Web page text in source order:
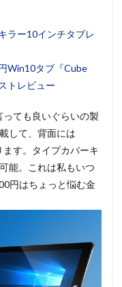
ラー10インチタブレ
Win10タブ『Cube
トレビュー
ても良いぐらいの製
して、背面には
す。タイプカバーキ
能。これは私もいつ
円はちょっと悩む金